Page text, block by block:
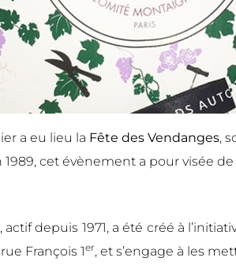
a eu lieu la Fête des Vendanges,
1989, cet évènement a pour visée
depuis 1971, a été créé à
François 1er, et s’engage à les